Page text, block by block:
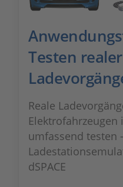
Testen realer
Reale
Elektrofahrzeugen
umfassend testen
dSPACE